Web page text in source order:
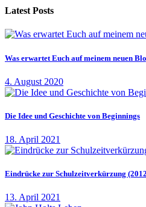
Latest Posts
Was erwartet Euch auf meinem neuen
4. August 2020
Die Idee und Geschichte von Beginnings
18. April 2021
Eindrücke zur Schulzeitverkürzung
13. April 2021